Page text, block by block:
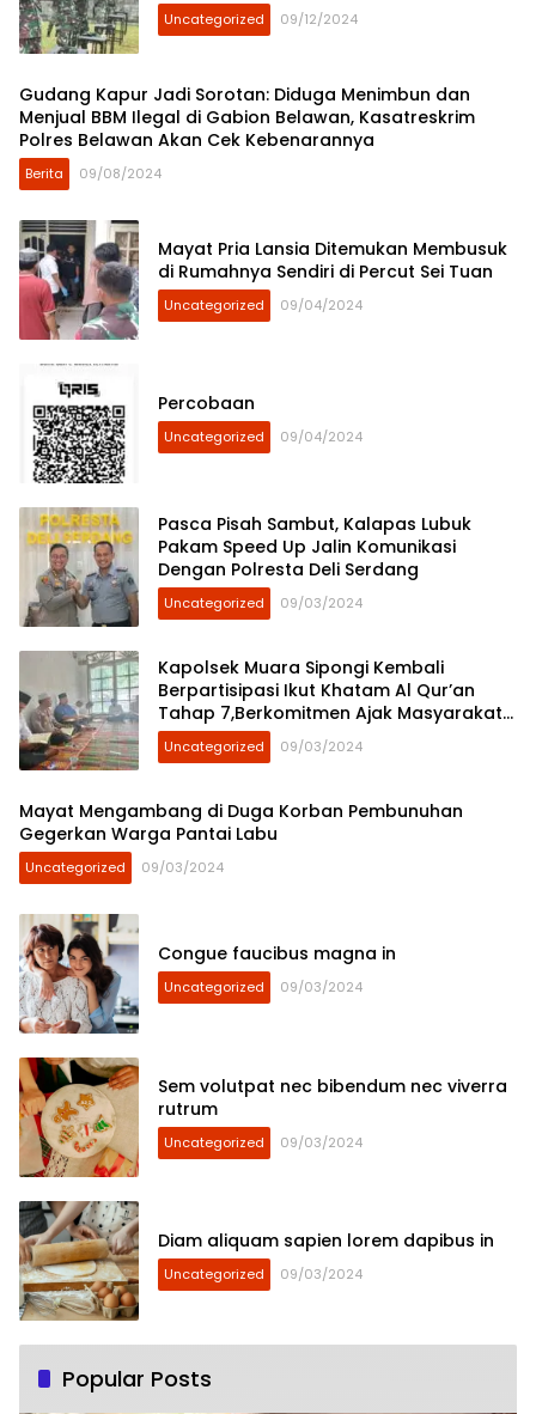
Uncategorized 09/12/2024
Gudang Kapur Jadi Sorotan: Diduga Menimbun dan
Menjual BBM Ilegal di Gabion Belawan, Kasatreskrim
Polres Belawan Akan Cek Kebenarannya
Berita 09/08/2024
Mayat Pria Lansia Ditemukan Membusuk
di Rumahnya Sendiri di Percut Sei Tuan
Uncategorized 09/04/2024
Percobaan
Uncategorized 09/04/2024
Pasca Pisah Sambut, Kalapas Lubuk
Pakam Speed Up Jalin Komunikasi
Dengan Polresta Deli Serdang
Uncategorized 09/03/2024
Kapolsek Muara Sipongi Kembali
Berpartisipasi Ikut Khatam Al Qur’an
Tahap 7,Berkomitmen Ajak Masyarakat
Untuk Terus Berpartisipasi
Uncategorized 09/03/2024
Mayat Mengambang di Duga Korban Pembunuhan
Gegerkan Warga Pantai Labu
Uncategorized 09/03/2024
Congue faucibus magna in
Uncategorized 09/03/2024
Sem volutpat nec bibendum nec viverra
rutrum
Uncategorized 09/03/2024
Diam aliquam sapien lorem dapibus in
Uncategorized 09/03/2024
Popular Posts